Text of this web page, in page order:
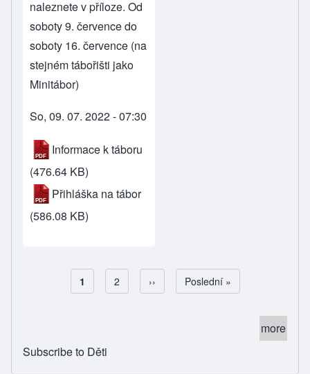
naleznete v příloze. Od
soboty 9. července do
soboty 16. července (na
stejném tábořišti jako
Minitábor)
So, 09. 07. 2022 - 07:30
Informace k táboru
(476.64 KB)
Přihláška na tábor
(586.08 KB)
Pagination
Aktuální stránka
1 Page
2 Následující stránka
›› Poslední stránka
Poslední »
more
Subscribe to Děti